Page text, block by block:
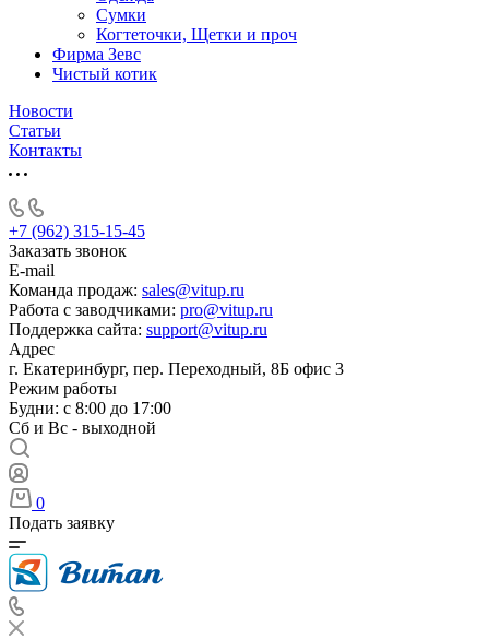
Сумки
Когтеточки, Щетки и проч
Фирма Зевс
Чистый котик
Новости
Статьи
Контакты
+7 (962) 315-15-45
Заказать звонок
E-mail
Команда продаж: sales@vitup.ru
Работа с заводчиками: pro@vitup.ru
Поддержка сайта: support@vitup.ru
Адрес
г. Екатеринбург, пер. Переходный, 8Б офис 3
Режим работы
Будни: с 8:00 до 17:00
Сб и Вс - выходной
0
Подать заявку